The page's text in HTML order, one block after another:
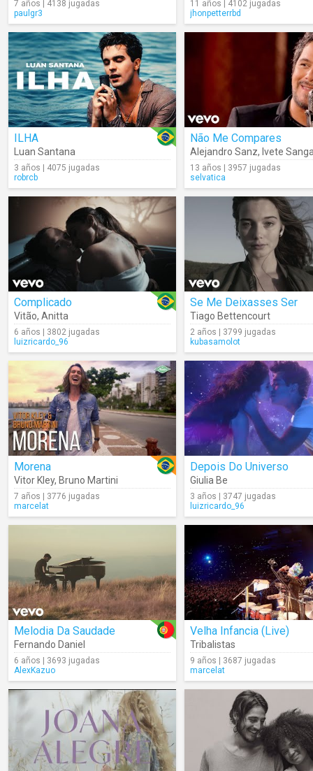
7 años | 4138 jugadas
paulgr3
11 años | 4102 jugadas
jhonpetterrbd
ILHA
Luan Santana
3 años | 4075 jugadas
robrcb
Não Me Compares
Alejandro Sanz, Ivete
13 años | 3957 jugadas
selvatica
Complicado
Vitão, Anitta
6 años | 3802 jugadas
luizricardo_96
Se Me Deixasses Ser
Tiago Bettencourt
2 años | 3799 jugadas
kubasamolot
Morena
Vitor Kley, Bruno Martini
7 años | 3776 jugadas
marcelat
Depois Do Universo
Giulia Be
3 años | 3747 jugadas
luizricardo_96
Melodia Da Saudade
Fernando Daniel
6 años | 3693 jugadas
AlexKazuo
Velha Infancia (Live)
Tribalistas
9 años | 3687 jugadas
marcelat